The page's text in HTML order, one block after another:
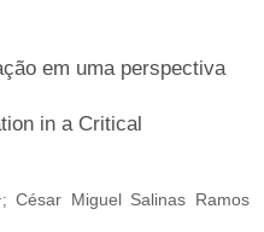
em uma perspectiva
in a Critical
;César Miguel Salinas Ramos